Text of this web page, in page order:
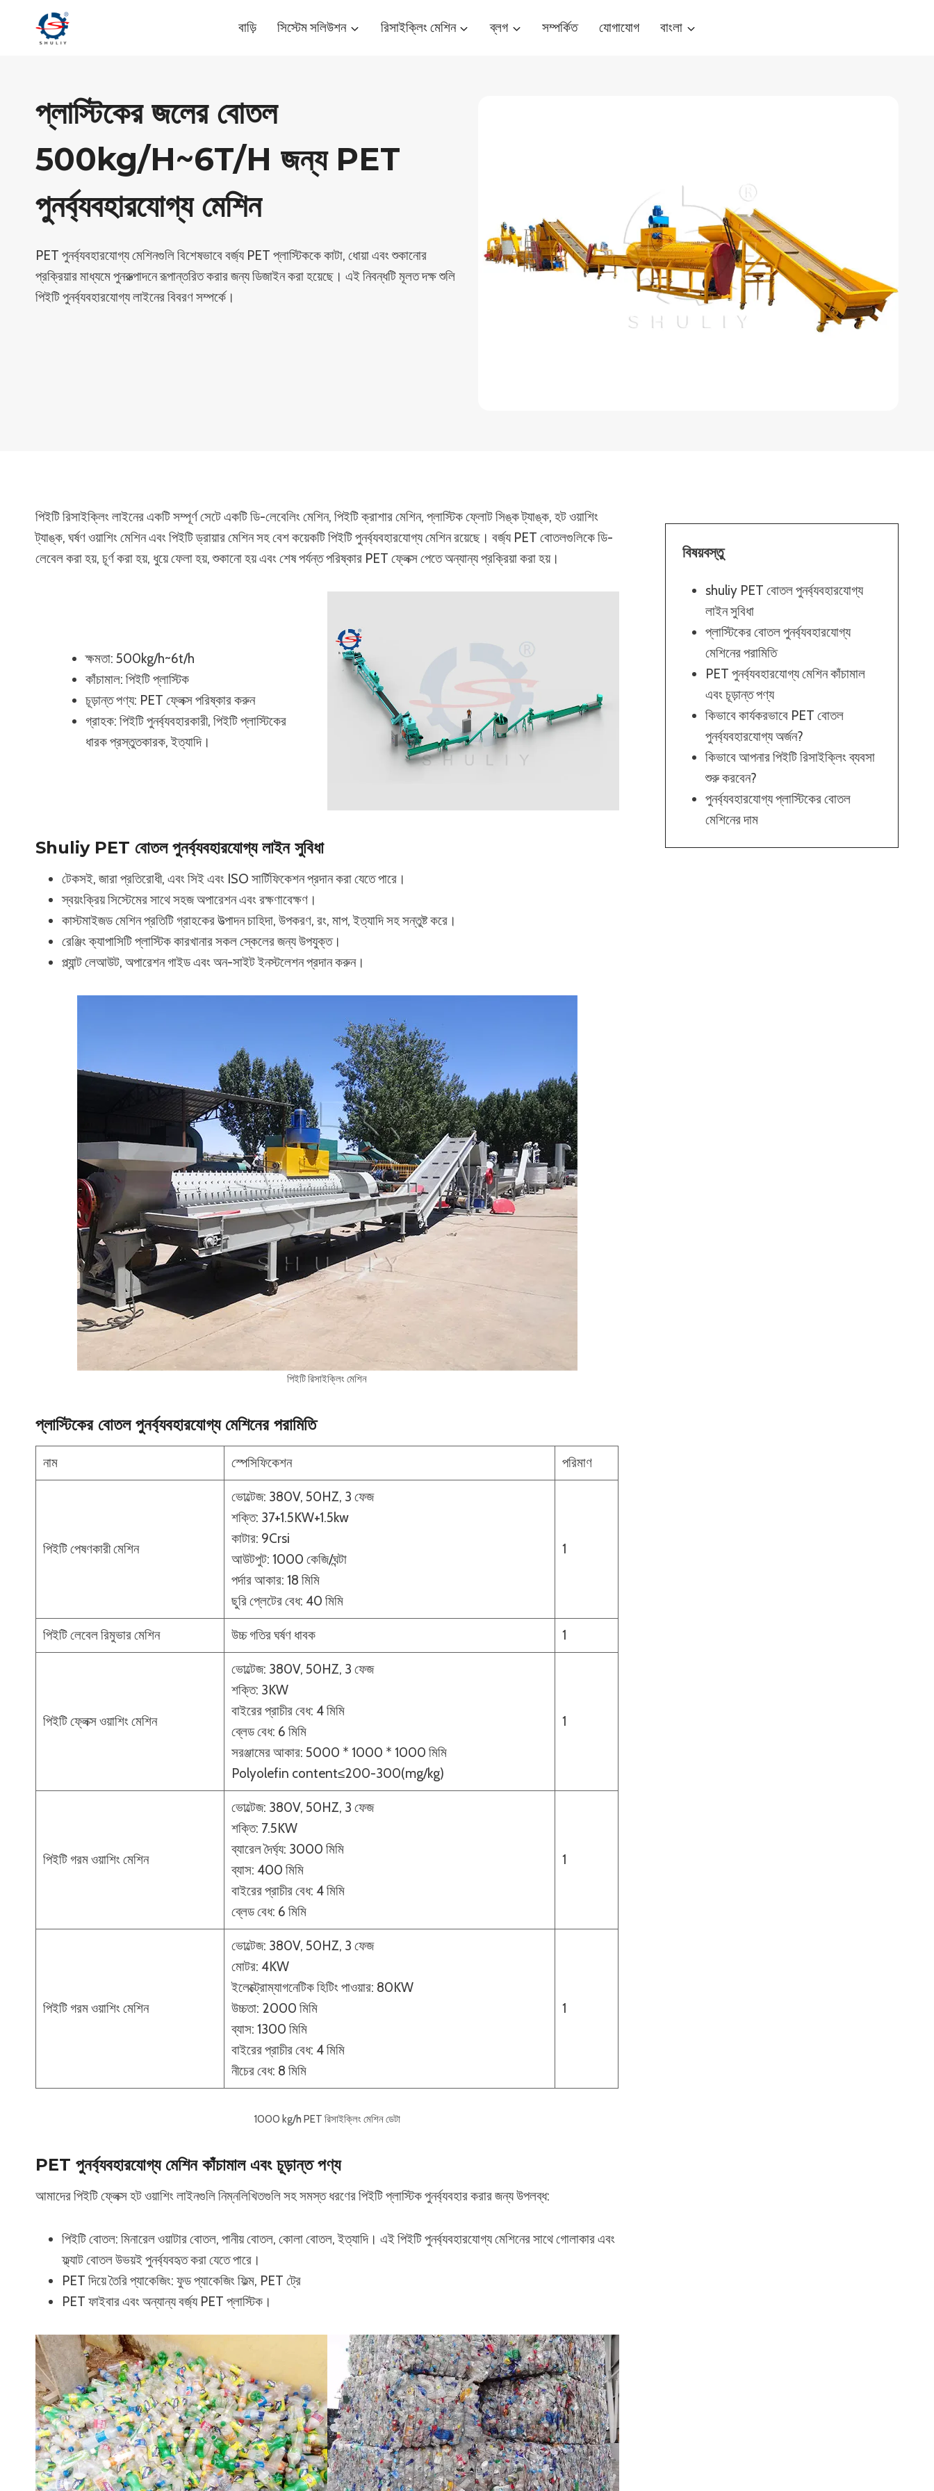
বাড়ি সিস্টেম সলিউশন রিসাইক্লিং মেশিন ব্লগ সম্পর্কিত যোগাযোগ বাংলা
প্লাস্টিকের জলের বোতল
500kg/h~6T/h জন্য PET
পুনর্ব্যবহারযোগ্য মেশিন
PET পুনর্ব্যবহারযোগ্য মেশিনগুলি বিশেষভাবে বর্জ্য PET প্লাস্টিককে কাটা, ধোয়া এবং শুকানোর
প্রক্রিয়ার মাধ্যমে পুনরুত্পাদনে রূপান্তরিত করার জন্য ডিজাইন করা হয়েছে। এই নিবন্ধটি মূলত দক্ষ শুলি
পিইটি পুনর্ব্যবহারযোগ্য লাইনের বিবরণ সম্পর্কে।
পিইটি রিসাইক্লিং লাইনের একটি সম্পূর্ণ সেটে একটি ডি-লেবেলিং মেশিন, পিইটি ক্রাশার মেশিন, প্লাস্টিক ফ্লোট সিঙ্ক ট্যাঙ্ক, হট ওয়াশিং
ট্যাঙ্ক, ঘর্ষণ ওয়াশিং মেশিন এবং পিইটি ড্রায়ার মেশিন সহ বেশ কয়েকটি পিইটি পুনর্ব্যবহারযোগ্য মেশিন রয়েছে। বর্জ্য PET বোতলগুলিকে ডি-
লেবেল করা হয়, চূর্ণ করা হয়, ধুয়ে ফেলা হয়, শুকানো হয় এবং শেষ পর্যন্ত পরিষ্কার PET ফ্লেক্স পেতে অন্যান্য প্রক্রিয়া করা হয়।
ক্ষমতা: 500kg/h~6t/h
কাঁচামাল: পিইটি প্লাস্টিক
চূড়ান্ত পণ্য: PET ফ্লেক্স পরিষ্কার করুন
গ্রাহক: পিইটি পুনর্ব্যবহারকারী, পিইটি প্লাস্টিকের
ধারক প্রস্তুতকারক, ইত্যাদি।
Shuliy PET বোতল পুনর্ব্যবহারযোগ্য লাইন সুবিধা
টেকসই, জারা প্রতিরোধী, এবং সিই এবং ISO সার্টিফিকেশন প্রদান করা যেতে পারে।
স্বয়ংক্রিয় সিস্টেমের সাথে সহজ অপারেশন এবং রক্ষণাবেক্ষণ।
কাস্টমাইজড মেশিন প্রতিটি গ্রাহকের উত্পাদন চাহিদা, উপকরণ, রং, মাপ, ইত্যাদি সহ সন্তুষ্ট করে।
রেঞ্জিং ক্যাপাসিটি প্লাস্টিক কারখানার সকল স্কেলের জন্য উপযুক্ত।
প্ল্যান্ট লেআউট, অপারেশন গাইড এবং অন-সাইট ইনস্টলেশন প্রদান করুন।
পিইটি রিসাইক্লিং মেশিন
প্লাস্টিকের বোতল পুনর্ব্যবহারযোগ্য মেশিনের পরামিতি
নাম স্পেসিফিকেশন পরিমাণ
পিইটি পেষণকারী মেশিন
ভোল্টেজ: 380V, 50HZ, 3 ফেজ
শক্তি: 37+1.5KW+1.5kw
কাটার: 9Crsi
আউটপুট: 1000 কেজি/ঘন্টা
পর্দার আকার: 18 মিমি
ছুরি প্লেটের বেধ: 40 মিমি
1
পিইটি লেবেল রিমুভার মেশিন উচ্চ গতির ঘর্ষণ ধাবক 1
পিইটি ফ্লেক্স ওয়াশিং মেশিন
ভোল্টেজ: 380V, 50HZ, 3 ফেজ
শক্তি: 3KW
বাইরের প্রাচীর বেধ: 4 মিমি
ব্লেড বেধ: 6 মিমি
সরঞ্জামের আকার: 5000 * 1000 * 1000 মিমি
Polyolefin content≤200-300(mg/kg)
1
পিইটি গরম ওয়াশিং মেশিন
ভোল্টেজ: 380V, 50HZ, 3 ফেজ
শক্তি: 7.5KW
ব্যারেল দৈর্ঘ্য: 3000 মিমি
ব্যাস: 400 মিমি
বাইরের প্রাচীর বেধ: 4 মিমি
ব্লেড বেধ: 6 মিমি
1
পিইটি গরম ওয়াশিং মেশিন
ভোল্টেজ: 380V, 50HZ, 3 ফেজ
মোটর: 4KW
ইলেক্ট্রোম্যাগনেটিক হিটিং পাওয়ার: 80KW
উচ্চতা: 2000 মিমি
ব্যাস: 1300 মিমি
বাইরের প্রাচীর বেধ: 4 মিমি
নীচের বেধ: 8 মিমি
1
1000 kg/h PET রিসাইক্লিং মেশিন ডেটা
PET পুনর্ব্যবহারযোগ্য মেশিন কাঁচামাল এবং চূড়ান্ত পণ্য
আমাদের পিইটি ফ্লেক্স হট ওয়াশিং লাইনগুলি নিম্নলিখিতগুলি সহ সমস্ত ধরণের পিইটি প্লাস্টিক পুনর্ব্যবহার করার জন্য উপলব্ধ:
পিইটি বোতল: মিনারেল ওয়াটার বোতল, পানীয় বোতল, কোলা বোতল, ইত্যাদি। এই পিইটি পুনর্ব্যবহারযোগ্য মেশিনের সাথে গোলাকার এবং
ফ্ল্যাট বোতল উভয়ই পুনর্ব্যবহৃত করা যেতে পারে।
PET দিয়ে তৈরি প্যাকেজিং: ফুড প্যাকেজিং ফিল্ম, PET ট্রে
PET ফাইবার এবং অন্যান্য বর্জ্য PET প্লাস্টিক।
বিষয়বস্তু
shuliy PET বোতল পুনর্ব্যবহারযোগ্য
লাইন সুবিধা
প্লাস্টিকের বোতল পুনর্ব্যবহারযোগ্য
মেশিনের পরামিতি
PET পুনর্ব্যবহারযোগ্য মেশিন কাঁচামাল
এবং চূড়ান্ত পণ্য
কিভাবে কার্যকরভাবে PET বোতল
পুনর্ব্যবহারযোগ্য অর্জন?
কিভাবে আপনার পিইটি রিসাইক্লিং ব্যবসা
শুরু করবেন?
পুনর্ব্যবহারযোগ্য প্লাস্টিকের বোতল
মেশিনের দাম